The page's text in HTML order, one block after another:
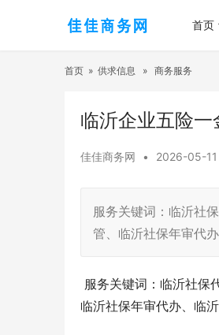
首页
首页 » 供求信息 » 商务服务
临沂企业五险
佳佳商务网 • 2026-05-11
服务关键词：临沂社
管、临沂社保年审代
服务关键词：临沂社保
临沂社保年审代办、临